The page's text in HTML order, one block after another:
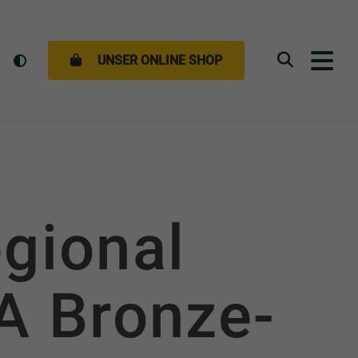
UNSER ONLINE SHOP
Suchen
Bronze-